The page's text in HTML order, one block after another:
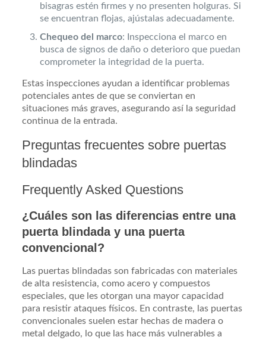
bisagras estén firmes y no presenten holguras. Si
se encuentran flojas, ajústalas adecuadamente.
Chequeo del marco: Inspecciona el marco en
busca de signos de daño o deterioro que puedan
comprometer la integridad de la puerta.
Estas inspecciones ayudan a identificar problemas
potenciales antes de que se conviertan en
situaciones más graves, asegurando así la seguridad
continua de la entrada.
Preguntas frecuentes sobre puertas
blindadas
Frequently Asked Questions
¿Cuáles son las diferencias entre una
puerta blindada y una puerta
convencional?
Las puertas blindadas son fabricadas con materiales
de alta resistencia, como acero y compuestos
especiales, que les otorgan una mayor capacidad
para resistir ataques físicos. En contraste, las puertas
convencionales suelen estar hechas de madera o
metal delgado, lo que las hace más vulnerables a